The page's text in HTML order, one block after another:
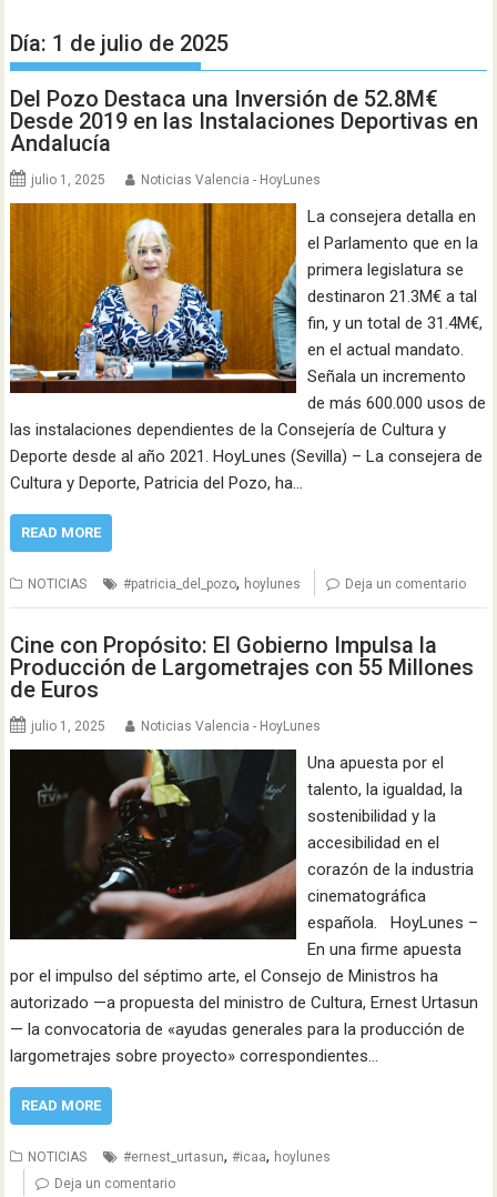
Día: 1 de julio de 2025
Del Pozo Destaca una Inversión de 52.8M€
Desde 2019 en las Instalaciones Deportivas en
Andalucía
julio 1, 2025 Noticias Valencia - HoyLunes
La consejera detalla en
el Parlamento que en la
primera legislatura se
destinaron 21.3M€ a tal
fin, y un total de 31.4M€,
en el actual mandato.
Señala un incremento
de más 600.000 usos de
las instalaciones dependientes de la Consejería de Cultura y
Deporte desde al año 2021. HoyLunes (Sevilla) – La consejera de
Cultura y Deporte, Patricia del Pozo, ha…
READ MORE
NOTICIAS #patricia_del_pozo, hoylunes Deja un comentario
Cine con Propósito: El Gobierno Impulsa la
Producción de Largometrajes con 55 Millones
de Euros
julio 1, 2025 Noticias Valencia - HoyLunes
Una apuesta por el
talento, la igualdad, la
sostenibilidad y la
accesibilidad en el
corazón de la industria
cinematográfica
española. HoyLunes –
En una firme apuesta
por el impulso del séptimo arte, el Consejo de Ministros ha
autorizado —a propuesta del ministro de Cultura, Ernest Urtasun
— la convocatoria de «ayudas generales para la producción de
largometrajes sobre proyecto» correspondientes…
READ MORE
NOTICIAS #ernest_urtasun,#icaa, hoylunes
Deja un comentario